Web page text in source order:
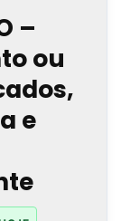
–
ou
e